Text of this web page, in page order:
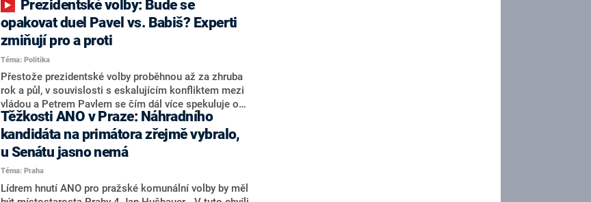
ministryně spravedlnosti ODS Eva Decroix. V
rozhovoru pro CNN Prima NEWS si nebrala servítky
ohledně politického výkonu svého nástupce Jeronýma
Tejce (za ANO) či vládní zmocněnkyně pro lidská
práva Taťány Malé (ANO). Označením „svoloč“ na
adresu vlády prý byla ještě hodná. Decroix se také
vrátila k volební porážce koalice Spolu či promluvila o
hnutí Naše Česko Martina Kuby.
opakovat duel Pavel vs. Babiš? Experti
zmiňují pro a proti
Téma: Politika
Přestože prezidentské volby proběhnou až za zhruba
rok a půl, v souvislosti s eskalujícím konfliktem mezi
vládou a Petrem Pavlem se čím dál více spekuluje o
tom, koho by do bitvy o Hrad mohla vyslat současná
koalice. Někteří političtí komentátoři znovu vytahují
jméno premiéra Andreje Babiše (ANO). Jak moc je
pravděpodobné, že se v prezidentských volbách 2028
bude znovu opakovat souboj z roku 2023?
Těžkosti ANO v Praze: Náhradního
kandidáta na primátora zřejmě vybralo,
u Senátu jasno nemá
Téma: Praha
Lídrem hnutí ANO pro pražské komunální volby by měl